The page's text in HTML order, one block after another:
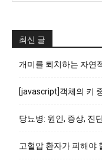
최신 글
개미를 퇴치하는 자연
[javascript]객체의 키
당뇨병: 원인, 증상, 진
고혈압 환자가 피해야